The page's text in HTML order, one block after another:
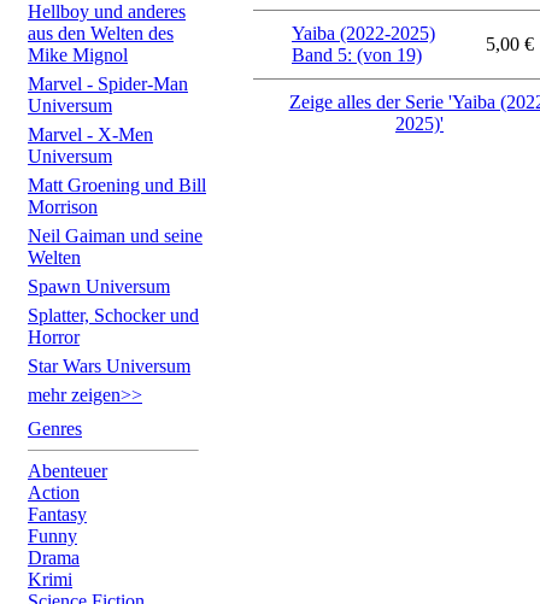
Hellboy und anderes
aus den Welten des
Mike Mignol
Marvel - Spider-Man
Universum
Marvel - X-Men
Universum
Matt Groening und Bill
Morrison
Neil Gaiman und seine
Welten
Spawn Universum
Splatter, Schocker und
Horror
Star Wars Universum
mehr zeigen>>
Genres
Abenteuer
Action
Fantasy
Funny
Drama
Krimi
Yaiba (2022-2025)
Band 5: (von 19)
5,00 €
Zeige alles der Serie 'Yaiba
2025)'